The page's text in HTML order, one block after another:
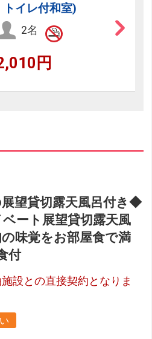
イレ付和室)
2名
円
望貸切露天風呂付き◆
ート展望貸切露天風
味覚をお部屋食で満
付
施設との直接契約となりま